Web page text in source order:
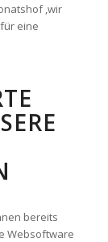
,wir
eine
L
P
bereits
Websoftware